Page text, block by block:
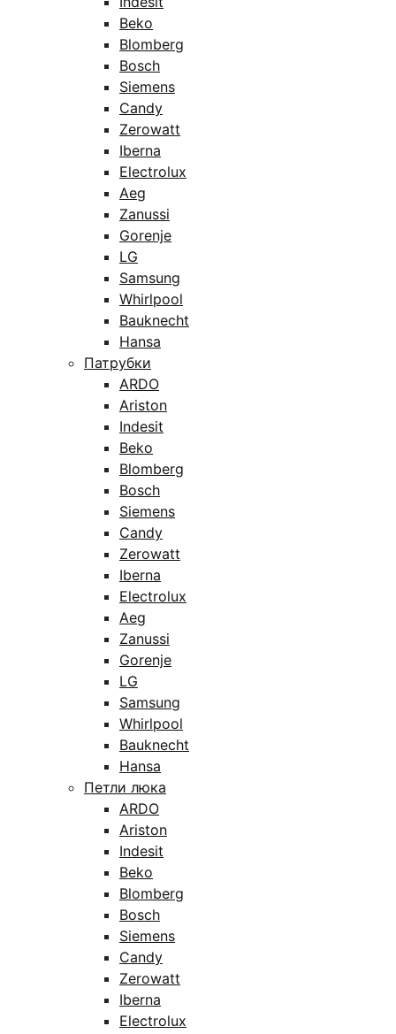
Beko
Blomberg
Bosch
Siemens
Candy
Zerowatt
Iberna
Electrolux
Aeg
Zanussi
Gorenje
LG
Samsung
Whirlpool
Bauknecht
Hansa
Патрубки
ARDO
Ariston
Indesit
Beko
Blomberg
Bosch
Siemens
Candy
Zerowatt
Iberna
Electrolux
Aeg
Zanussi
Gorenje
LG
Samsung
Whirlpool
Bauknecht
Hansa
Петли люка
ARDO
Ariston
Indesit
Beko
Blomberg
Bosch
Siemens
Candy
Zerowatt
Iberna
Electrolux